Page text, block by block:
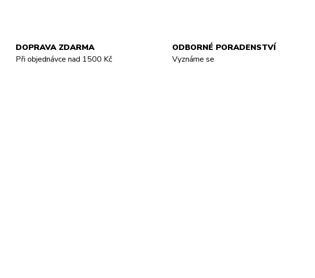
DOPRAVA ZDARMA
Při objednávce nad 1500 Kč
ODBORNÉ PORADENSTVÍ
Vyznáme se